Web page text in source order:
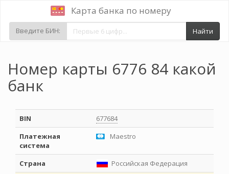
Карта банка по номеру
Введите БИН: Найти
Номер карты 6776 84 какой
банк
BIN
677684
Платежная
система
Maestro
Страна
Российская Федерация